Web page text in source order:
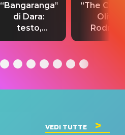
“Bangaranga”
di Dara:
testo,
traduzione e
del singolo
“The
Olivia
testo,
VEDI TUTTE